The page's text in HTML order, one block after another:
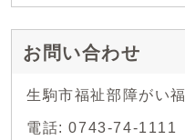
お問い合わせ
生駒市福祉部障がい
電話: 0743-74-1111